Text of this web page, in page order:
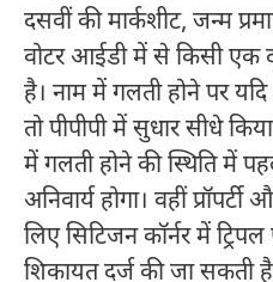
दसवीं की मार्कशीट, जन्म
वोटर आईडी में से किसी एक
है। नाम में गलती होने पर
तो पीपीपी में सुधार सीधे
में गलती होने की स्थिति में
अनिवार्य होगा। वहीं
लिए सिटिजन कॉर्नर में ट्रिपल
शिकायत दर्ज की जा सकती